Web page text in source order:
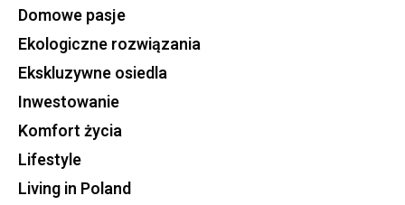
Domowe pasje
Ekologiczne rozwiązania
Ekskluzywne osiedla
Inwestowanie
Komfort życia
Lifestyle
Living in Poland